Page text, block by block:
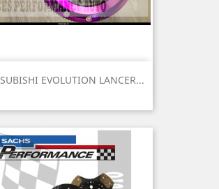
EVOLUTION LANCER...